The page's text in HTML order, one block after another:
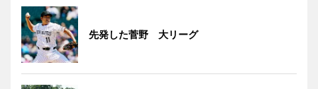
先発した菅野 大リーグ